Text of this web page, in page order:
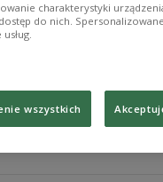
koszyka rodziny
obniżają
ostatni miesiąc
indeks
charakterystyki
do nich.
wszystkich